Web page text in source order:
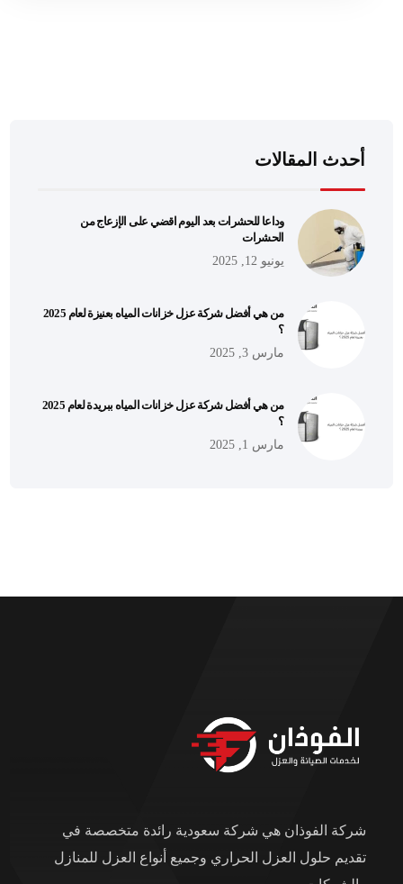
أحدث المقالات
وداعا للحشرات بعد اليوم اقضي على الإزعاج من
الحشرات
يونيو 12, 2025
من هي أفضل شركة عزل خزانات المياه بعنيزة لعام 2025
؟
مارس 3, 2025
من هي أفضل شركة عزل خزانات المياه ببريدة لعام 2025
؟
مارس 1, 2025
شركة الفوذان هي شركة سعودية رائدة متخصصة في
تقديم حلول العزل الحراري وجميع أنواع العزل للمنازل